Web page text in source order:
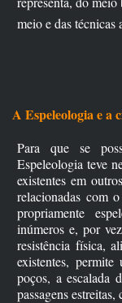
meio e das técnicas
A Espeleologia e a
Para que se
Espeleologia teve
existentes em
relacionadas com
propriamente
inúmeros e, por
resistência física,
existentes, permite
poços, a escalada
passagens